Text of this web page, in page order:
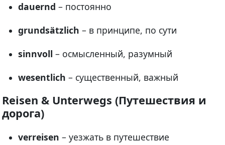
dauernd – постоянно
grundsätzlich – в принципе, по сути
sinnvoll – осмысленный, разумный
wesentlich – существенный, важный
Reisen & Unterwegs (Путешествия и
дорога)
verreisen – уезжать в путешествие